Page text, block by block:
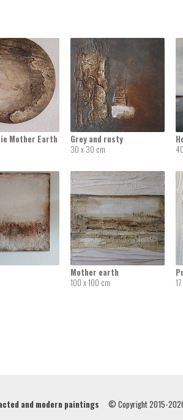
Mother Earth
Grey and rusty
30 x 30 cm
Mother earth
100 x 100 cm
and modern paintings © Copyright 2015-